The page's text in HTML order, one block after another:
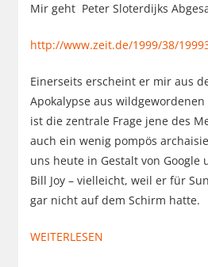
Mir geht Peter Sloterdijks
http://www.zeit.de/1999/38/
Einerseits erscheint er mir aus
Apokalypse aus
ist die zentrale Frage jene des
auch ein wenig pompös
uns heute in Gestalt von Google
Bill Joy – vielleicht, weil er für
gar nicht auf dem Schirm hatte.
WEITERLESEN